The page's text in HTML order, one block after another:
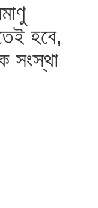
হবে,
সংস্থা